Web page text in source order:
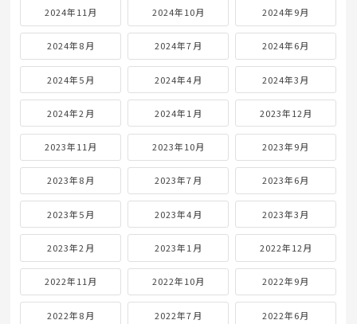
2024年11月 2024年10月 2024年9月
2024年8月 2024年7月 2024年6月
2024年5月 2024年4月 2024年3月
2024年2月 2024年1月 2023年12月
2023年11月 2023年10月 2023年9月
2023年8月 2023年7月 2023年6月
2023年5月 2023年4月 2023年3月
2023年2月 2023年1月 2022年12月
2022年11月 2022年10月 2022年9月
2022年8月 2022年7月 2022年6月